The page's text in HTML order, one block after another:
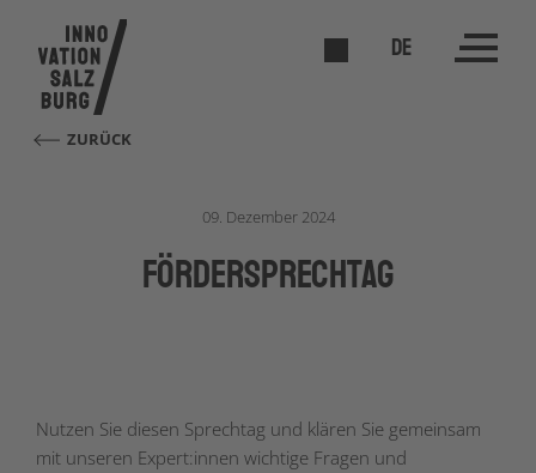
DE
ZURÜCK
09. Dezember 2024
förderSPRECHTAG
Nutzen Sie diesen Sprechtag und klären Sie gemeinsam
mit unseren Expert:innen wichtige Fragen und